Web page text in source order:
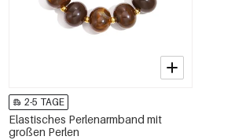
2-5 TAGE
Elastisches Perlenarmband mit
großen Perlen